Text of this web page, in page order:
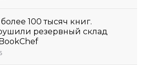
100 тысяч книг.
резервный склад